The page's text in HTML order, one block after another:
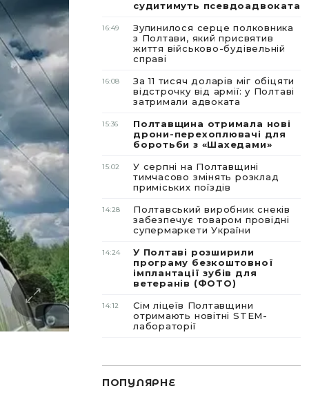
судитимуть псевдоадвоката
16:49
Зупинилося серце полковника
з Полтави, який присвятив
життя військово-будівельній
справі
16:08
За 11 тисяч доларів міг обіцяти
відстрочку від армії: у Полтаві
затримали адвоката
15:36
Полтавщина отримала нові
дрони-перехоплювачі для
боротьби з «Шахедами»
15:02
У серпні на Полтавщині
тимчасово змінять розклад
приміських поїздів
14:28
Полтавський виробник снеків
забезпечує товаром провідні
супермаркети України
14:24
У Полтаві розширили
програму безкоштовної
імплантації зубів для
ветеранів (ФОТО)
14:12
Сім ліцеїв Полтавщини
отримають новітні STEM-
лабораторії
ПОПУЛЯРНЕ